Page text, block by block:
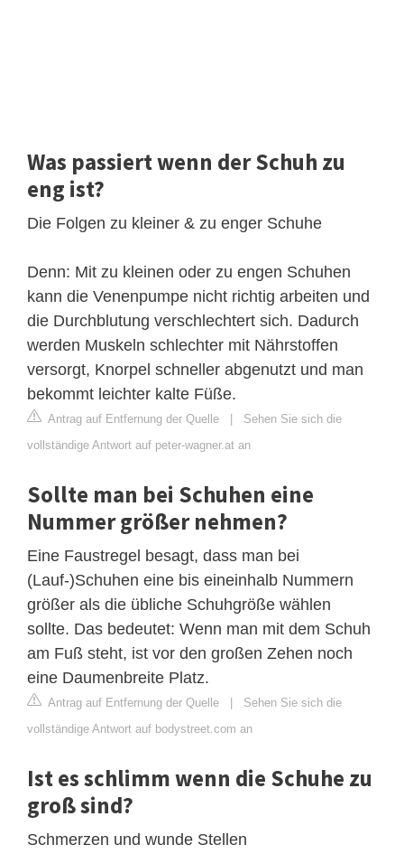
Was passiert wenn der Schuh zu
eng ist?
Die Folgen zu kleiner & zu enger Schuhe
Denn: Mit zu kleinen oder zu engen Schuhen
kann die Venenpumpe nicht richtig arbeiten und
die Durchblutung verschlechtert sich. Dadurch
werden Muskeln schlechter mit Nährstoffen
versorgt, Knorpel schneller abgenutzt und man
bekommt leichter kalte Füße.
Antrag auf Entfernung der Quelle | Sehen Sie sich die
vollständige Antwort auf peter-wagner.at an
Sollte man bei Schuhen eine
Nummer größer nehmen?
Eine Faustregel besagt, dass man bei
(Lauf-)Schuhen eine bis eineinhalb Nummern
größer als die übliche Schuhgröße wählen
sollte. Das bedeutet: Wenn man mit dem Schuh
am Fuß steht, ist vor den großen Zehen noch
eine Daumenbreite Platz.
Antrag auf Entfernung der Quelle | Sehen Sie sich die
vollständige Antwort auf bodystreet.com an
Ist es schlimm wenn die Schuhe zu
groß sind?
Schmerzen und wunde Stellen